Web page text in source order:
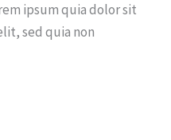
ipsum quia dolor sit
sed quia non